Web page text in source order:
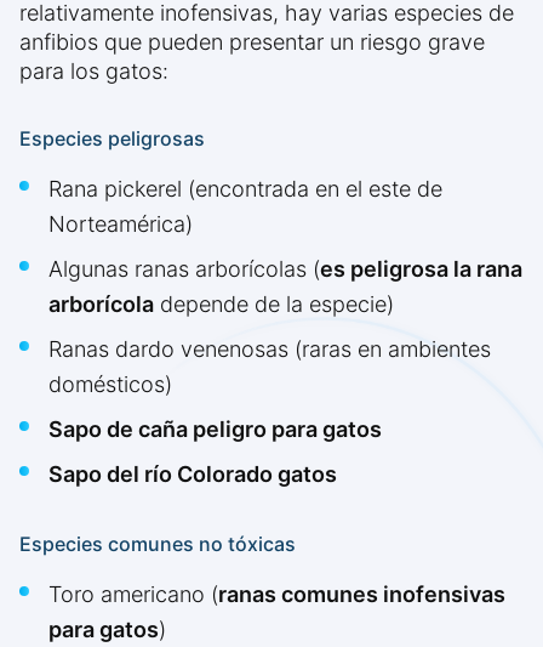
relativamente inofensivas, hay varias especies de
anfibios que pueden presentar un riesgo grave
para los gatos:
Especies peligrosas
Rana pickerel (encontrada en el este de
Norteamérica)
Algunas ranas arborícolas (es peligrosa la rana
arborícola depende de la especie)
Ranas dardo venenosas (raras en ambientes
domésticos)
Sapo de caña peligro para gatos
Sapo del río Colorado gatos
Especies comunes no tóxicas
Toro americano (ranas comunes inofensivas
para gatos)